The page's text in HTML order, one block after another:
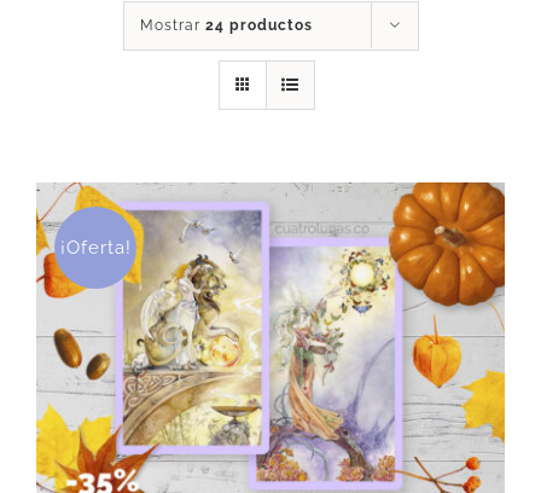
PRODUCTOS
ARTÍCULOS
ACERCA
CONTACTO
Mostrar 24 productos
¡Oferta!